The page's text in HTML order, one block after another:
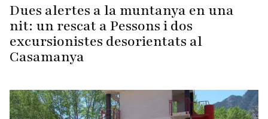
Dues alertes a la muntanya en una
nit: un rescat a Pessons i dos
excursionistes desorientats al
Casamanya